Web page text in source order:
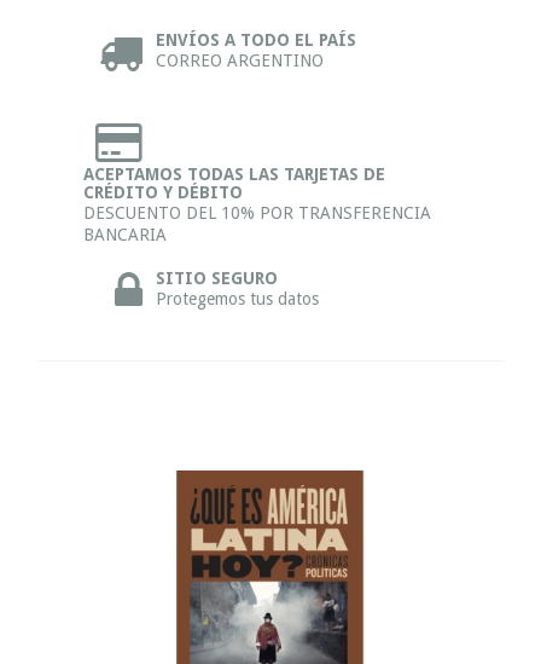
ENVÍOS A TODO EL PAÍS
CORREO ARGENTINO
ACEPTAMOS TODAS LAS TARJETAS DE
CRÉDITO Y DÉBITO
DESCUENTO DEL 10% POR TRANSFERENCIA
BANCARIA
SITIO SEGURO
Protegemos tus datos